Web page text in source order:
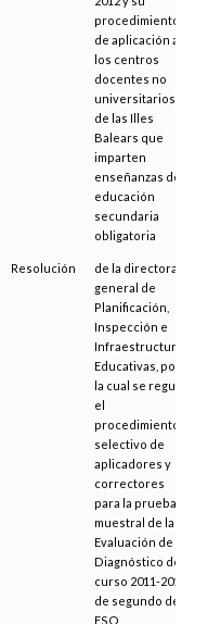
procedimiento
de aplicación a
los centros
docentes no
universitarios
de las Illes
Balears que
imparten
enseñanzas de
educación
secundaria
obligatoria
Resolución
de la directora
general de
Planificación,
Inspección e
Infraestructuras
Educativas, por
la cual se regula
el
procedimiento
selectivo de
aplicadores y
correctores
para la prueba
muestral de la
Evaluación de
Diagnóstico del
curso 2011-2012
de segundo de
ESO